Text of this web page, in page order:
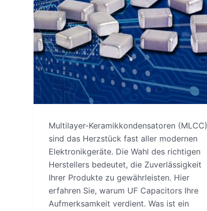
Multilayer-Keramikkondensatoren (MLCC)
sind das Herzstück fast aller modernen
Elektronikgeräte. Die Wahl des richtigen
Herstellers bedeutet, die Zuverlässigkeit
Ihrer Produkte zu gewährleisten. Hier
erfahren Sie, warum UF Capacitors Ihre
Aufmerksamkeit verdient. Was ist ein